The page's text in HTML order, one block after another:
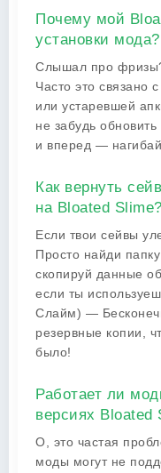
Почему мой
установки мода?
Слышал про
Часто это связано
или устаревшей
не забудь
и вперед —
Как вернуть
на Bloated Slime?
Если твои сейвы
Просто найди
скопируй данные
если ты
Слайм) —
резервные копии,
было!
Работает ли
версиях Bloated
О, это частая
моды могут не